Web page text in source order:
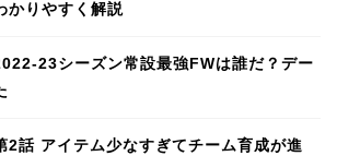
かりやすく解説
23シーズン常設最強FWは誰だ？デー
2話 アイテム少なすぎてチーム育成が進